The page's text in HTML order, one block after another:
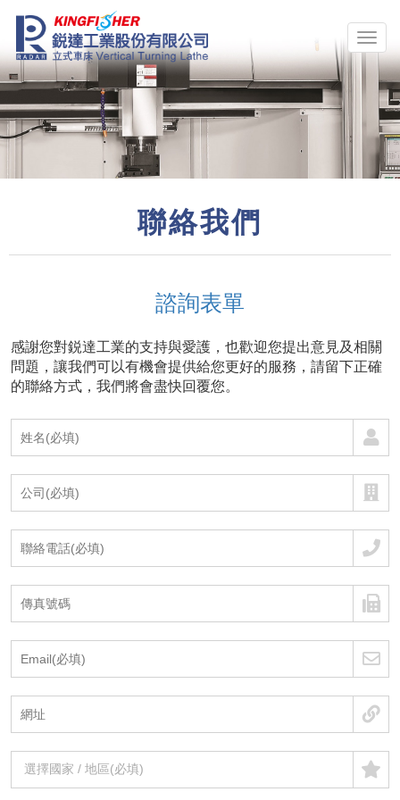
聯絡我們
諮詢表單
感謝您對鋭達工業的支持與愛護，也歡迎您提出意見及相關
問題，讓我們可以有機會提供給您更好的服務，請留下正確
的聯絡方式，我們將會盡快回覆您。